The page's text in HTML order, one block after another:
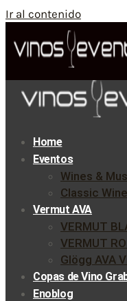
Ir al contenido
Home
Eventos
Wines &
Classic
Vermut AVA
VERMUT
VERMUT
Glögg AVA
Copas de Vino
Enoblog